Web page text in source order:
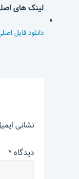
لینک های
دانلود فایل
نشانی
دیدگاه*